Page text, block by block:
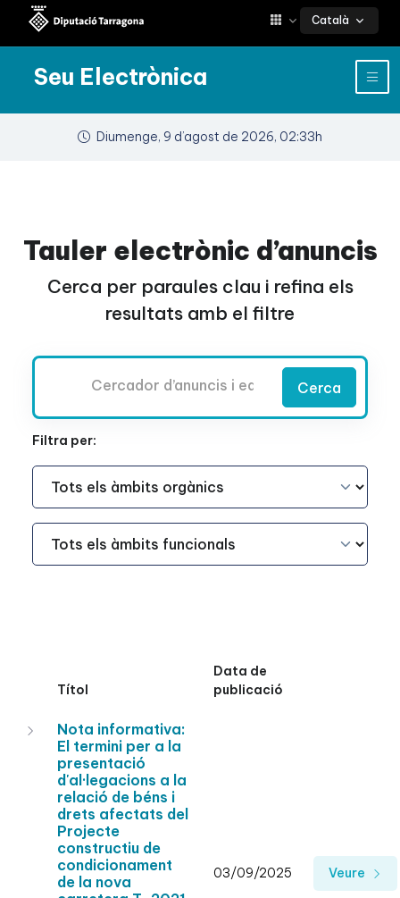
Català
Seu Electrònica
Diumenge, 9 d’agost de 2026, 02:33h
Tauler electrònic d’anuncis
Cerca per paraules clau i refina els
resultats amb el filtre
Cerca
Filtra per:
Àmbit Funcional
Àmbit Funcional
Títol
Data de
publicació
Nota informativa:
El termini per a la
presentació
d'al·legacions a la
relació de béns i
drets afectats del
Projecte
constructiu de
condicionament
de la nova
03/09/2025 Veure